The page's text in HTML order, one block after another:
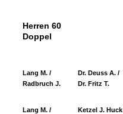
Herren 60
Doppel
Lang M. /
Radbruch J.
Dr. Deuss A. /
Dr. Fritz T.
Lang M. /
Ketzel J. Huck